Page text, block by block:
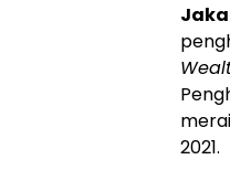
2021.